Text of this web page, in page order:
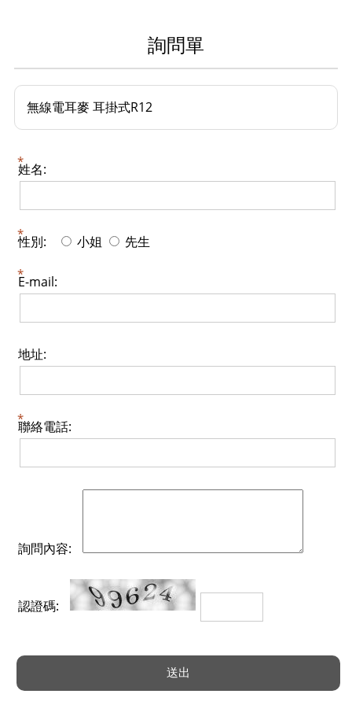
詢問單
無線電耳麥 耳掛式R12
姓名:
性別: 小姐 先生
E-mail:
地址:
聯絡電話:
詢問內容:
認證碼: